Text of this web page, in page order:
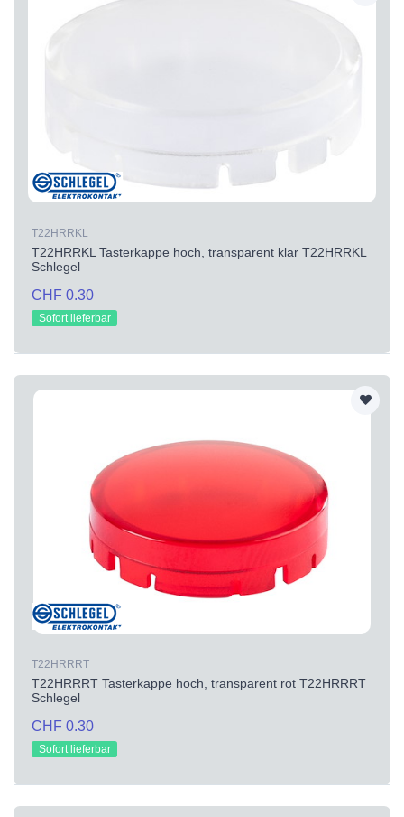
T22HRRKL
T22HRRKL Tasterkappe hoch, transparent klar T22HRRKL
Schlegel
CHF 0.30
Sofort lieferbar
T22HRRRT
T22HRRRT Tasterkappe hoch, transparent rot T22HRRRT
Schlegel
CHF 0.30
Sofort lieferbar